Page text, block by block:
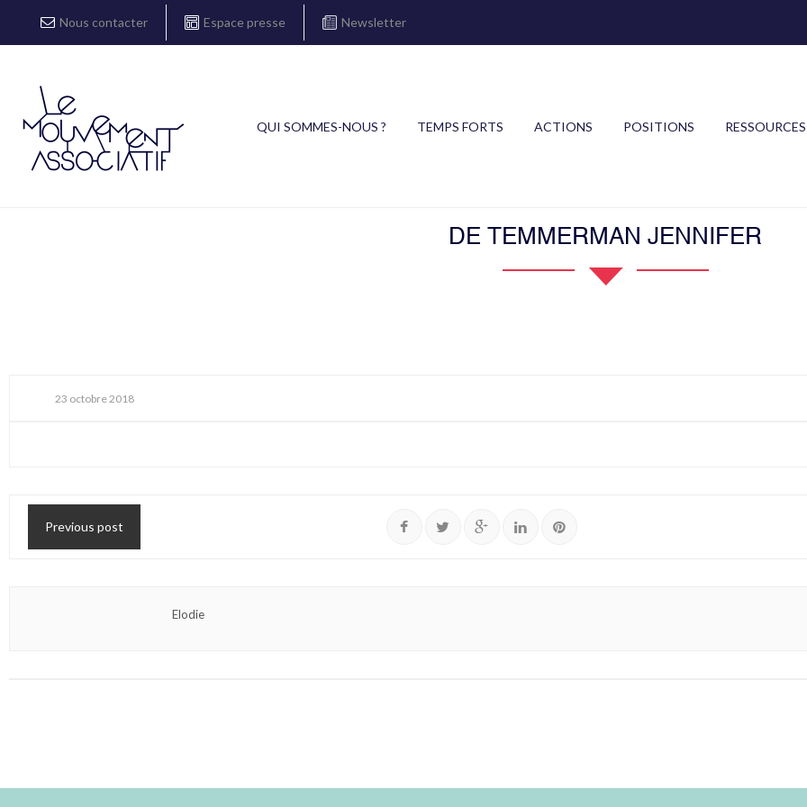
Nous contacter Espace presse Newsletter
QUI SOMMES-NOUS ? TEMPS FORTS ACTIONS POSITIONS RESSOURCES
DE TEMMERMAN JENNIFER
23 octobre 2018
Previous post
Elodie